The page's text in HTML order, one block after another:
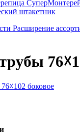
штакетник
Расширение